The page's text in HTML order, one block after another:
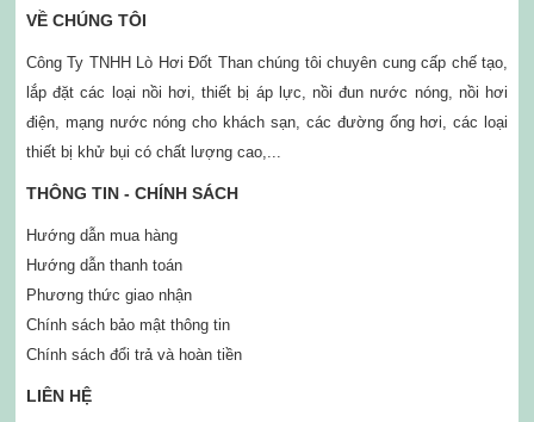
VỀ CHÚNG TÔI
Công Ty TNHH Lò Hơi Đốt Than chúng tôi chuyên cung cấp chế tạo,
lắp đặt các loại nồi hơi, thiết bị áp lực, nồi đun nước nóng, nồi hơi
điện, mạng nước nóng cho khách sạn, các đường ống hơi, các loại
thiết bị khử bụi có chất lượng cao,...
THÔNG TIN - CHÍNH SÁCH
Hướng dẫn mua hàng
Hướng dẫn thanh toán
Phương thức giao nhận
Chính sách bảo mật thông tin
Chính sách đổi trả và hoàn tiền
LIÊN HỆ